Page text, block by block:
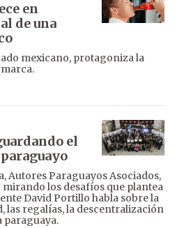
en
de una
mexicano, protagoniza la
el
Autores Paraguayos Asociados,
mirando los desafíos que plantea
David Portillo habla sobre la
las regalías, la descentralización
paraguaya.